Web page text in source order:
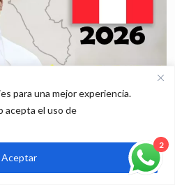
para una mejor experiencia.
acepta el uso de
Aceptar
Tendencia
2